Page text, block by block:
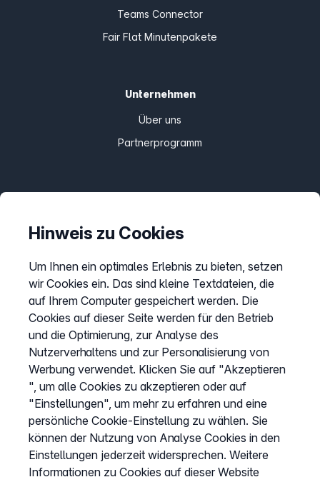
Teams Connector
Fair Flat Minutenpakete
Unternehmen
Über uns
Partnerprogramm
Preise
AGB
Datenschutz
Impressum
Cookies anpassen
Service
Hilfecenter
Wissen
Kündigung
Hinweis zu Cookies
Um Ihnen ein optimales Erlebnis zu bieten, setzen
wir Cookies ein. Das sind kleine Textdateien, die
auf Ihrem Computer gespeichert werden. Die
Cookies auf dieser Seite werden für den Betrieb
und die Optimierung, zur Analyse des
Nutzerverhaltens und zur Personalisierung von
Werbung verwendet. Klicken Sie auf "Akzeptieren
", um alle Cookies zu akzeptieren oder auf
"Einstellungen", um mehr zu erfahren und eine
persönliche Cookie-Einstellung zu wählen. Sie
können der Nutzung von Analyse Cookies in den
Einstellungen jederzeit widersprechen. Weitere
Informationen zu Cookies auf dieser Website